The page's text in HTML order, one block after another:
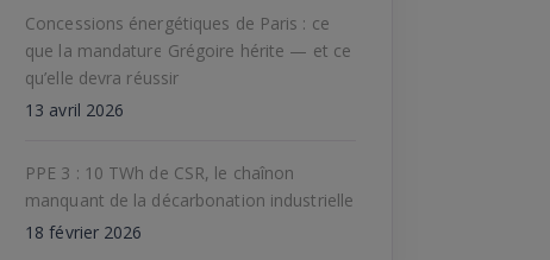
Concessions énergétiques de Paris : ce
que la mandature Grégoire hérite — et ce
qu’elle devra réussir
13 avril 2026
PPE 3 : 10 TWh de CSR, le chaînon
manquant de la décarbonation industrielle
18 février 2026